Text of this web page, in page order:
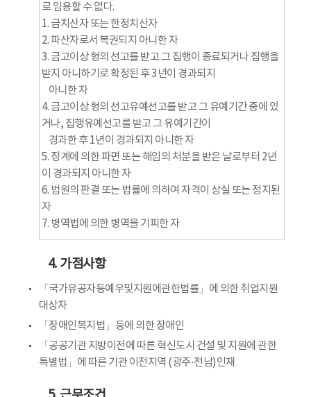
로 임용할 수 없다.
1. 금치산자 또는 한정치산자
2. 파산자로서 복권되지 아니한 자
3. 금고이상 형의 선고를 받고 그 집행이 종료되거나 집행을
받지 아니하기로 확정된 후 3년이 경과되지
아니한 자
4. 금고이상 형의 선고유예선고를 받고 그 유예기간 중에 있
거나, 집행유예선고를 받고 그 유예기간이
경과한 후 1년이 경과되지 아니한 자
5. 징계에 의한 파면 또는 해임의 처분을 받은 날로부터 2년
이 경과되지 아니한 자
6. 법원의 판결 또는 법률에 의하여 자격이 상실 또는 정지된
자
7. 병역법에 의한 병역을 기피한 자
4. 가점사항
「국가유공자등예우및지원에관한법률」에 의한 취업지원
대상자
「장애인복지법」등에 의한 장애인
「공공기관 지방이전에 따른 혁신도시 건설 및 지원에 관한
특별법」에 따른 기관 이전지역 (광주·전남)인재